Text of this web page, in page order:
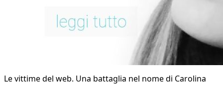
Le vittime del web. Una battaglia nel nome di Carolina